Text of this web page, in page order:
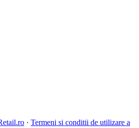
· Termeni si conditii de utilizare a